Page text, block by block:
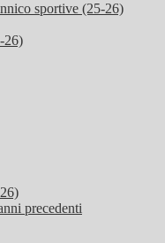
sportive (25-26)
26)
precedenti